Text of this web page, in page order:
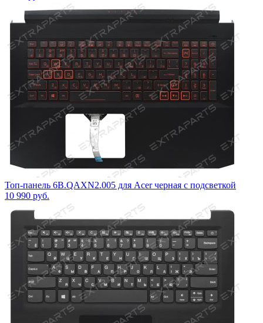
Топ-панель 6B.QAXN2.005 для Acer черная с подсветкой
10 990 руб.